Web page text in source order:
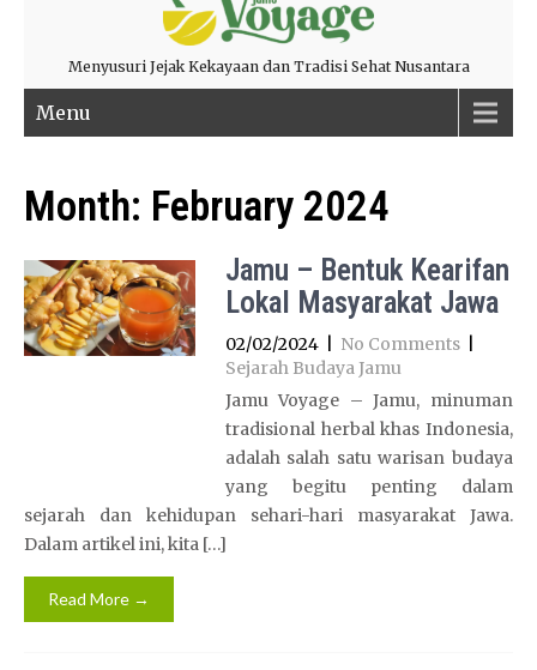
Menyusuri Jejak Kekayaan dan Tradisi Sehat Nusantara
Menu
Month: February 2024
Jamu – Bentuk Kearifan
Lokal Masyarakat Jawa
02/02/2024 No Comments
Sejarah Budaya Jamu
Jamu Voyage – Jamu, minuman
tradisional herbal khas Indonesia,
adalah salah satu warisan budaya
yang begitu penting dalam
sejarah dan kehidupan sehari-hari masyarakat Jawa.
Dalam artikel ini, kita […]
Read More →